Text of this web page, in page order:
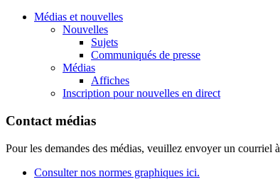
Médias et nouvelles
Nouvelles
Sujets
Communiqués de presse
Médias
Affiches
Inscription pour nouvelles en direct
Contact médias
Pour les demandes des médias, veuillez envoyer un courriel à
Consulter nos normes graphiques ici.